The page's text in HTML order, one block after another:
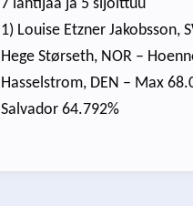
7 lähtijää ja 5 sijoittuu
1) Louise Etzner Jakobsson,
Hege Størseth, NOR –
Hasselstrom, DEN – Max
Salvador 64.792%